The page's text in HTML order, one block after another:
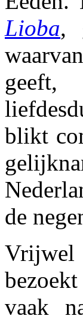
Lioba,
geeft,
blikt
de
Vrijwel
vaak